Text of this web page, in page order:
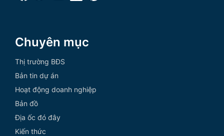
Chuyên mục
Thị trường BĐS
Bản tin dự án
Hoạt động doanh nghiệp
Bản đồ
Địa ốc đó đây
Kiến thức